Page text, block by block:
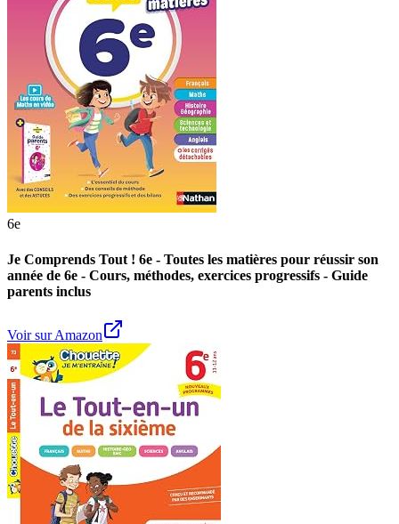
6e
Je Comprends Tout ! 6e - Toutes les matières pour réussir son
année de 6e - Cours, méthodes, exercices progressifs - Guide
parents inclus
Voir sur Amazon